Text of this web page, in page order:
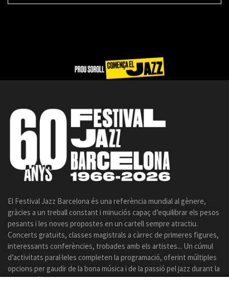
El Festival Jazz Barcelona és una referència mundial al gènere,
gràcies a un treball constant i minuciós capaç d’equilibrar els pesos
pesants i les noves propostes en un cartell sempre atractiu.
Concerts gratuïts, classes magistrals a càrrec de primeres figures,
interessants conferències, trobades amb els artistes... Un cúmul
d’activitats paral·leles completen la programació, oferint múltiples
opcions per gaudir de la bona música i de la passió pel jazz durant la